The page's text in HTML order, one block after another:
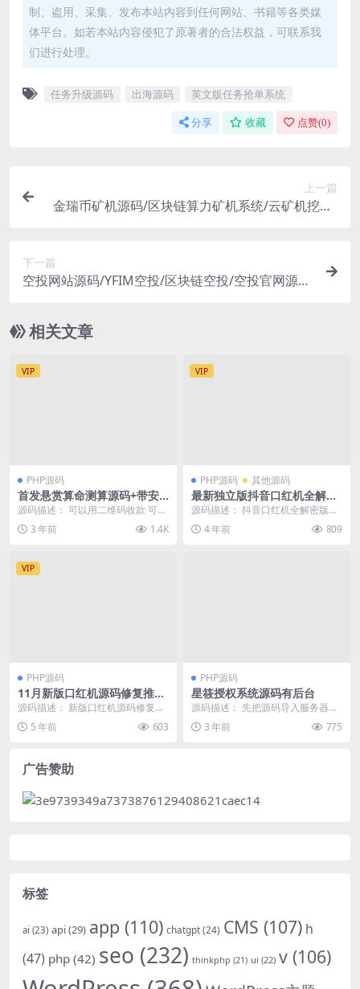
制、盗用、采集、发布本站内容到任何网站、书籍等各类媒
体平台。如若本站内容侵犯了原著者的合法权益，可联系我
们进行处理。
任务升级源码 出海源码 英文版任务抢单系统
分享 收藏 点赞(0)
上一篇
金瑞币矿机源码/区块链算力矿机系统/云矿机挖矿/
下一篇
空投网站源码/YFIM空投/区块链空投/空投官网源
相关文章
VIP
PHP源码
首发悬赏算命测算源码+带安
装教程
源码描述： 可以用二维码收款 可以
直接拿来运营吸金！ 用户可以通过
发布悬赏赏金算...
3 年前 1.4K
VIP
PHP源码 其他源码
最新独立版抖音口红机全解密
全修复版本+对接Z支付+视频
教程
源码描述： 抖音口红机全解密版
本，充值无法跳转的问题已经解
决，加密的文件也都已经...
4 年前 809
VIP
PHP源码
11月新版口红机源码修复推广
+商品和游戏加载速度正常-推
广正常绑定下级-视频搭建教程
源码描述： 新版口红机源码修复推
广+商品和游戏加载速度正常-推广
正常绑定下级-视...
5 年前 603
PHP源码
星筱授权系统源码有后台
源码描述： 先把源码导入服务器解
压 解压之后访问域名 /install 进行
安装...3 年前 775
广告赞助
标签
ai (23) api(29) app (110) chatgpt(24) CMS (107) h
(47) php (42) seo (232) thinkphp (21) ui (22) v (106)